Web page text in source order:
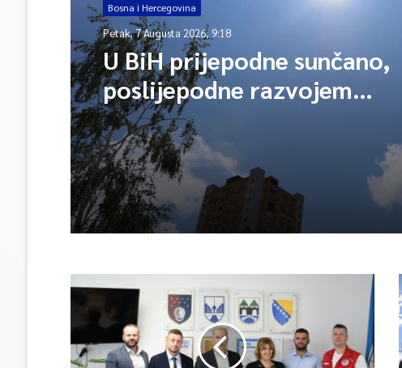
Bosna i Hercegovina
Petak, 7 Augusta 2026, 9:18
U BiH prijepodne sunčano,
poslijepodne razvojem
oblačnosti mogući lokalni
pljuskovi i grmljavina